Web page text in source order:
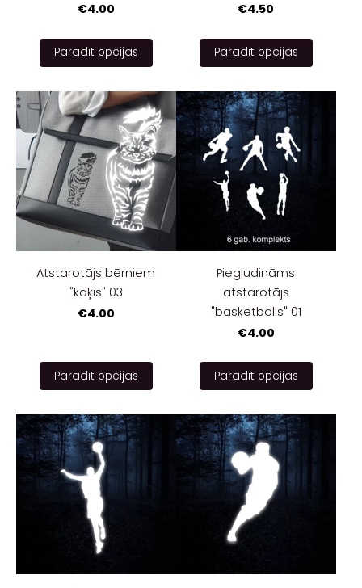
€4.00
Parādīt opcijas
€4.50
Parādīt opcijas
Atstarotājs bērniem
"kaķis" 03
€4.00
Parādīt opcijas
Piegludināms
atstarotājs
"basketbolls" 01
€4.00
Parādīt opcijas